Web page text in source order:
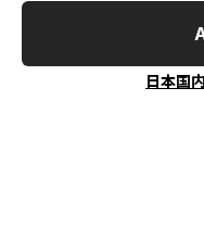
日本国